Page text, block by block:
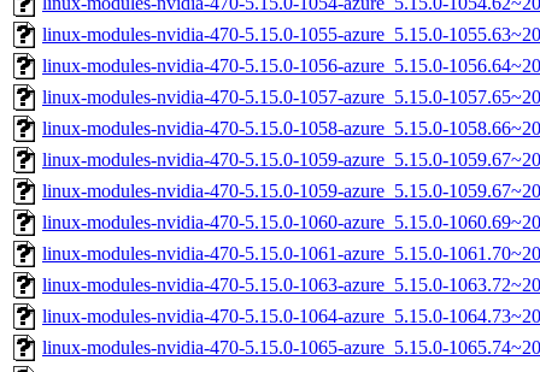
linux-modules-nvidia-470-5.15.0-1055-azure_5.15.0-
linux-modules-nvidia-470-5.15.0-1056-azure_5.15.0-
linux-modules-nvidia-470-5.15.0-1057-azure_5.15.0-
linux-modules-nvidia-470-5.15.0-1058-azure_5.15.0-
linux-modules-nvidia-470-5.15.0-1059-azure_5.15.0-
linux-modules-nvidia-470-5.15.0-1059-azure_5.15.0-
linux-modules-nvidia-470-5.15.0-1060-azure_5.15.0-
linux-modules-nvidia-470-5.15.0-1061-azure_5.15.0-
linux-modules-nvidia-470-5.15.0-1063-azure_5.15.0-
linux-modules-nvidia-470-5.15.0-1064-azure_5.15.0-
linux-modules-nvidia-470-5.15.0-1065-azure_5.15.0-